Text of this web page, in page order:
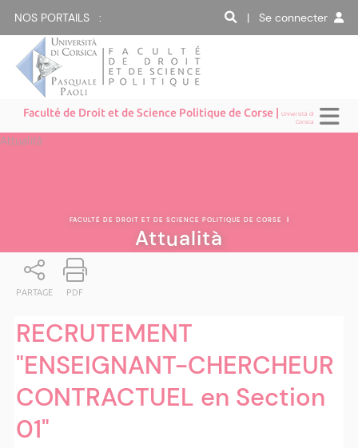
NOS PORTAILS : | Se connecter
Faculté de Droit et de Science Politique de Corse |Università di
Corsica
Attualità
FACULTÉ DE DROIT ET DE SCIENCE POLITIQUE DE CORSE |
Attualità
PARTAGE PDF
RECRUTEMENT
"ENSEIGNANT-CHERCHEUR
CONTRACTUEL en Section
01"